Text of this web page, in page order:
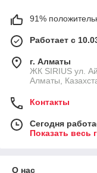
91%
Работает с
г. Алматы
​ЖК SIRIUS​ ул.
Алматы,
Контакты
Сегодня
Показать весь
О нас